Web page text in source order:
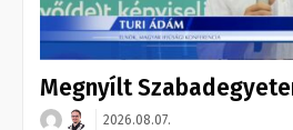
Megnyílt
2026.08.07.